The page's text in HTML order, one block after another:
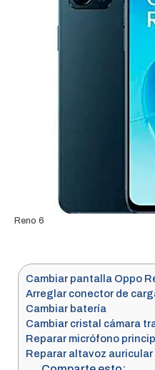
Reno 6
Cambiar pantalla Oppo
Arreglar conector de
Cambiar batería
Cambiar cristal cámara
Reparar micrófono
Reparar altavoz auricular